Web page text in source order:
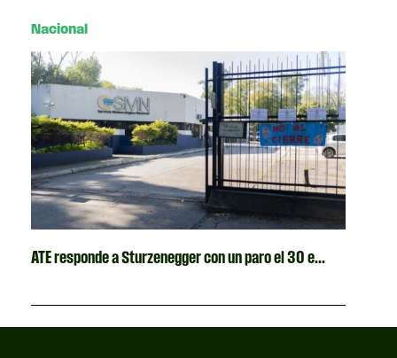
Nacional
ATE responde a Sturzenegger con un paro el 30 e...